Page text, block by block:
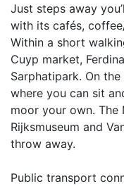
Just steps away
with its cafés,
Within a short
Cuyp market,
Sarphatipark. On
where you can sit
moor your own. The
Rijksmuseum and
throw away.
Public transport